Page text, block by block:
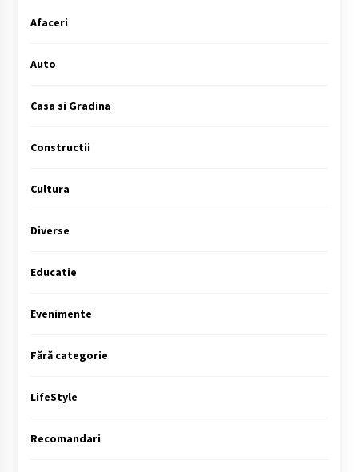
Afaceri
Auto
Casa si Gradina
Constructii
Cultura
Diverse
Educatie
Evenimente
Fără categorie
LifeStyle
Recomandari